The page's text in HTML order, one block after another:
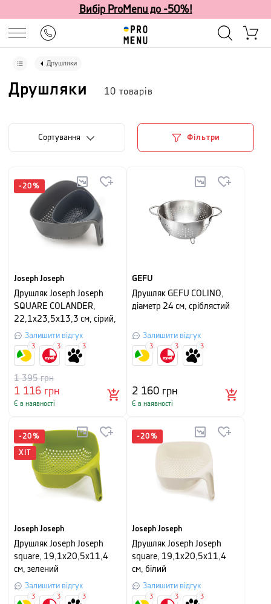
Вибір ProMenu до -50%!
Друшляки
Друшляки 10 товарів
Сортування Фільтри
-20 %
Joseph Joseph
Друшляк Joseph Joseph
SQUARE COLANDER,
22,1x23,5x13,3 см, сірий,
2 предмети
Залишити відгук
1 116 грн
1 395грн
Є в наявності
3 3 3
GEFU
Друшляк GEFU COLINO,
діаметр 24 см, сріблястий
Залишити відгук
2 160 грн
Є в наявності
3 3 3
-20 %
ХІТ
Joseph Joseph
Друшляк Joseph Joseph
square, 19,1x20,5x11,4
см, зелений
Залишити відгук
3 3 3
-20 %
Joseph Joseph
Друшляк Joseph Joseph
square, 19,1x20,5x11,4
см, білий
Залишити відгук
3 3 3